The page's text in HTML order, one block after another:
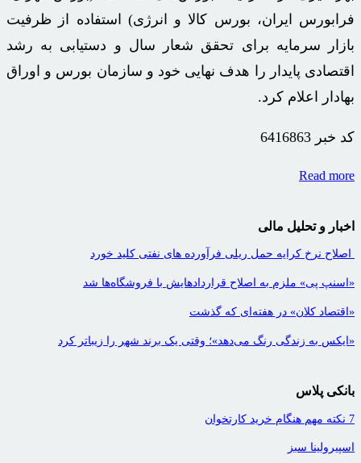
فرابورس ایران، بورس کالا و انرژی) استفاده از ظرفیت
بازار سرمایه برای تحقق شعار سال و دستیابی به رشد
اقتصادی پایدار را هدف نهایی خود و سازمان بورس و اوراق
بهادار اعلام کرد.
کد خبر 6416863
Read more
اخبار و تحلیل مالی
اصلاح نرخ کرایه حمل ریلی فرآورده های نفتی کلید خورد
«اسنپ پی» ملزم به اصلاح قراردادهایش با فروشگاه‌ها شد
«اقتصاد کلان» در هفته‌ای که گذشت
«ایکس به زندگی رنگ می‌دهد»؛ وقتی یک برند شهر را زیباتر کرد
بانکی پلاس
7 نکته مهم هنگام خرید کارتخوان
اسپیرولینا سبز